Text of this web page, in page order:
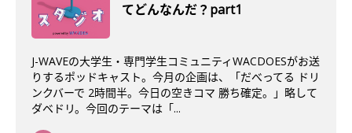
てどんなんだ？part1
J-WAVEの大学生・専門学生コミュニティWACDOESがお送
りするポッドキャスト。今月の企画は、「だべってる ドリ
ンクバーで 2時間半。今日の空きコマ 勝ち確定。」略して
ダベドリ。今回のテーマは「...